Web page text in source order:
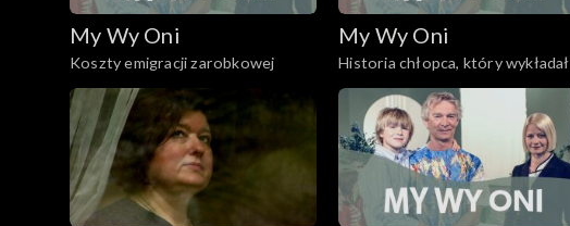
My Wy Oni
Koszty emigracji zarobkowej
My Wy Oni
Historia chłopca, który wykładał
filozofię